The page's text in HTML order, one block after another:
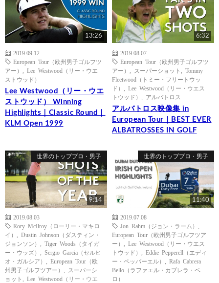
13:26
2019.09.12
European Tour（欧州男子ゴルフツ
アー）
Lee Westwood（リー・ウエ
ストウッド）
Lee Westwood（リー・ウエ
ストウッド） Winning
Highlights｜Classic Round｜
KLM Open 1999
6:32
2019.08.07
European Tour（欧州男子ゴルフツ
アー）
スーパーショット
Tommy
Fleetwood（トミー・フリートウッ
ド）
Lee Westwood（リー・ウエス
トウッド）
アルバトロス
アルバトロス映像集 in
European Tour｜BEST EVER
ALBATROSSES IN GOLF
世界のトッププロ・男子
9:14
2019.08.03
Rory McIlroy（ローリー・マキロ
イ）
Dustin Johnson（ダスティン・
ジョンソン）
Tiger Woods（タイガ
ー・ウッズ）
Sergio Garcia（セルヒ
オ・ガルシア）
European Tour（欧
州男子ゴルフツアー）
スーパーシ
ョット
Lee Westwood（リー・ウエ
世界のトッププロ・男子
11:40
2019.07.08
Jon Rahm（ジョン・ラーム）
European Tour（欧州男子ゴルフツア
ー）
Lee Westwood（リー・ウエス
トウッド）
Eddie Pepperell（エディ
ー・ペッパーエル）
Rafa Cabrera
Bello（ラファエル・カブレラ・ベ
ロ）